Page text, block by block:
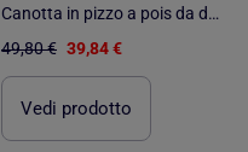
Canotta in pizzo a pois da donna ADMAS CLASSIC
49,80 € 39,84 €
Vedi prodotto